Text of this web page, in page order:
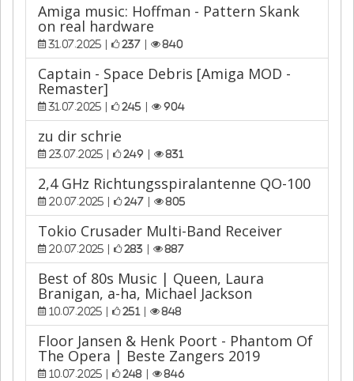
Amiga music: Hoffman - Pattern Skank
on real hardware
31.07.2025 | 237 | 840
Captain - Space Debris [Amiga MOD -
Remaster]
31.07.2025 | 245 | 904
zu dir schrie
23.07.2025 | 249 | 831
2,4 GHz Richtungsspiralantenne QO-100
20.07.2025 | 247 | 805
Tokio Crusader Multi-Band Receiver
20.07.2025 | 283 | 887
Best of 80s Music | Queen, Laura
Branigan, a-ha, Michael Jackson
10.07.2025 | 251 | 848
Floor Jansen & Henk Poort - Phantom Of
The Opera | Beste Zangers 2019
10.07.2025 | 248 | 846